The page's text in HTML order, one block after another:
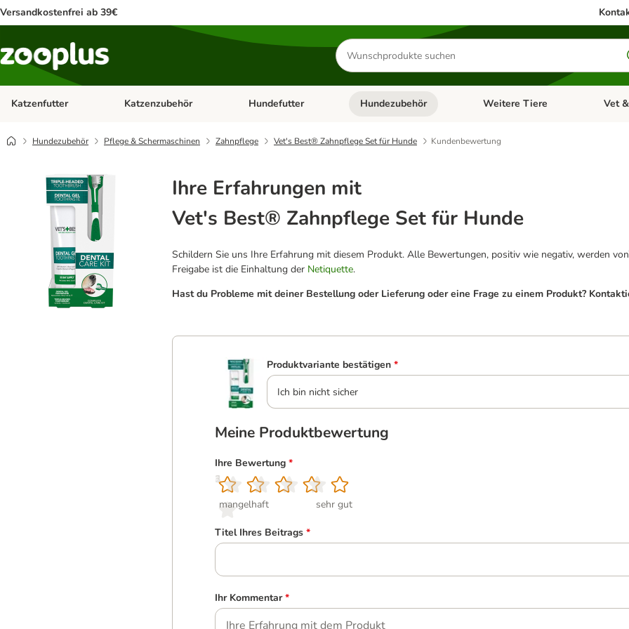
Versandkostenfrei ab 39€
Produkte
suchen
Katzenfutter Kategorie-Menü öffnen: Katzenfutter
Katzenzubehör Kategorie-Menü öffnen: Katzenzubehör
Hundefutter Kategorie-Menü öffnen: Hundefutter
Hundezubehör Kategorie-Menü öffnen:
Weitere Tiere Vet
Hundezubehör Pflege & Schermaschinen Zahnpflege Vet's Best® Zahnpflege Set für Hunde Kundenbewertung
Ihre Erfahrungen mit
Vet's Best® Zahnpflege Set für Hunde
Schildern Sie uns Ihre Erfahrung mit diesem Produkt. Alle Bewertungen, positiv wie negativ, werden
Freigabe ist die Einhaltung der Netiquette.
Hast du Probleme mit deiner Bestellung oder Lieferung oder eine Frage zu einem Produkt?
Produktvariante bestätigen *
Ich bin nicht sicher
Meine Produktbewertung
Ihre Bewertung *
1
mangelhaft
2
3
4
5
sehr gut
Titel Ihres Beitrags *
Ihr Kommentar *